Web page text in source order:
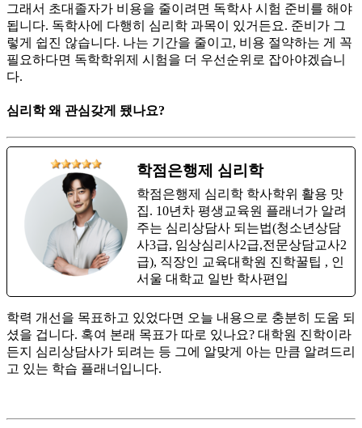
​그래서 초대졸자가 비용을 줄이려면 독학사 시험 준비를 해야
됩니다. 독학사에 다행히 심리학 과목이 있거든요. 준비가 그
렇게 쉽진 않습니다. 나는 기간을 줄이고, 비용 절약하는 게 꼭
필요하다면 독학학위제 시험을 더 우선순위로 잡아야겠습니
다.
심리학 왜 관심갖게 됐나요?
학점은행제 심리학
학점은행제 심리학 학사학위 활용 맛
집. 10년차 평생교육원 플래너가 알려
주는 심리상담사 되는법(청소년상담
사3급, 임상심리사2급,전문상담교사2
급), 직장인 교육대학원 진학꿀팁 , 인
서울 대학교 일반 학사편입
학력 개선을 목표하고 있었다면 오늘 내용으로 충분히 도움 되
셨을 겁니다. 혹여 본래 목표가 따로 있나요? 대학원 진학이라
든지 심리상담사가 되려는 등 그에 알맞게 아는 만큼 알려드리
고 있는 학습 플래너입니다.